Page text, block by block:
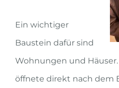
Ein wichtiger
Baustein dafür sind
Wohnungen und
öffnete direkt nach dem